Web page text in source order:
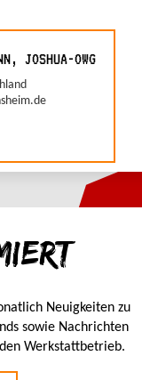
JOSHUA-OWG
Neuigkeiten zu
sowie Nachrichten
Werkstattbetrieb.